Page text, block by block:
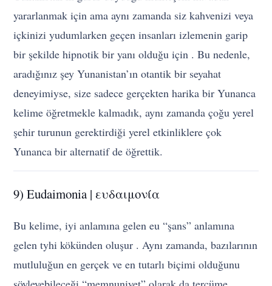
yararlanmak için ama aynı zamanda siz kahvenizi veya
içkinizi yudumlarken geçen insanları izlemenin garip
bir şekilde hipnotik bir yanı olduğu için . Bu nedenle,
aradığınız şey Yunanistan’ın otantik bir seyahat
deneyimiyse, size sadece gerçekten harika bir Yunanca
kelime öğretmekle kalmadık, aynı zamanda çoğu yerel
şehir turunun gerektirdiği yerel etkinliklere çok
Yunanca bir alternatif de öğrettik.
9) Eudaimonia | ευδαιμονία
Bu kelime, iyi anlamına gelen eu “şans” anlamına
gelen tyhi kökünden oluşur . Aynı zamanda, bazılarının
mutluluğun en gerçek ve en tutarlı biçimi olduğunu